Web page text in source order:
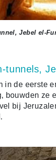
Jebel el-
tunnels,
in de eerste
bouwden ze
bij